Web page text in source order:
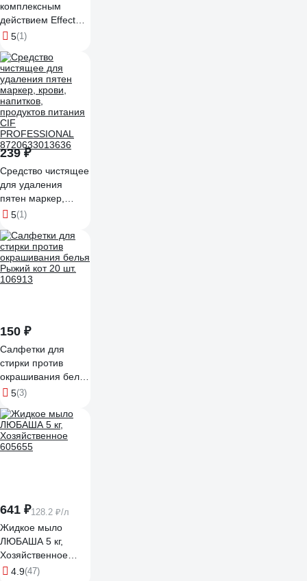
комплексным
действием Effect
Super Белизна
5(1)
239 ₽
Средство чистящее
для удаления
пятен маркер,
крови, напитков,
CIF
PROFESSIONAL
8720633013636
5(1)
150 ₽
Салфетки для
стирки против
окрашивания белья
Рыжий кот 20 шт.
5(3)
641 ₽128.2 ₽/л
Жидкое мыло
ЛЮБАША 5 кг,
Хозяйственное
605655
4.9(47)